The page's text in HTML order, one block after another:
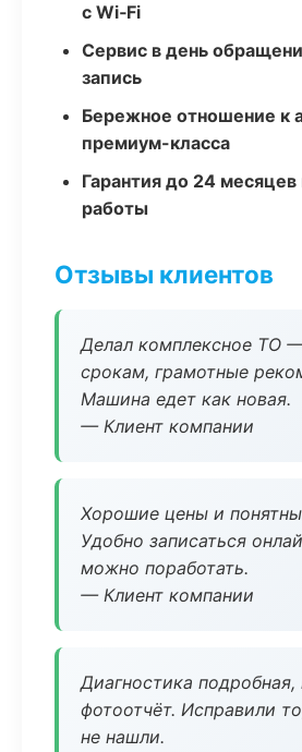
с Wi‑Fi
Сервис в день
запись
Бережное отношение к
премиум-класса
Гарантия до 24 месяцев
работы
Отзывы клиентов
Делал комплексное ТО
срокам, грамотные
Машина едет как новая.
— Клиент компании
Хорошие цены и
Удобно записаться
можно поработать.
— Клиент компании
Диагностика
фотоотчёт. Исправили
не нашли.